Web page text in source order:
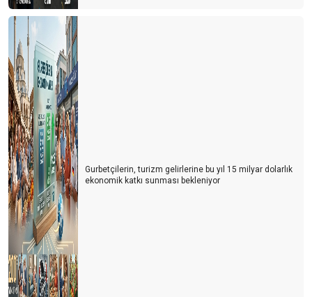
Afrika Turizm Forumu’nun ardından
Turizm siyaset üstünde olmalı
ITB BERLİN TURİZM FUARI’NIN ARDINDAN
Turizmi yük görüyorlar
Sharm El Sheik Belek’e rakip olabilir mi?
Antalya’da hayat pahalılığı yabancıları da panikletmeye başladı
Turizm nasıl gidiyor? İyi mi? Kötü mü?
Antalya turist sayısında rekorlar kırıyor ama lüks oteller neden
boş?
Antalya oldu Dolaristan
Turizm Yazarları ile buluşma ve Yıldıray Karaer
Gurbetçilerin, turizm gelirlerine bu yıl 15 milyar dolarlık
ekonomik katkı sunması bekleniyor